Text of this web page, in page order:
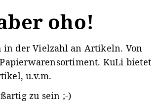
oho!
in der Vielzahl an Artikeln. Von
KuLi bietet
u.v.m.
zu sein ;-)